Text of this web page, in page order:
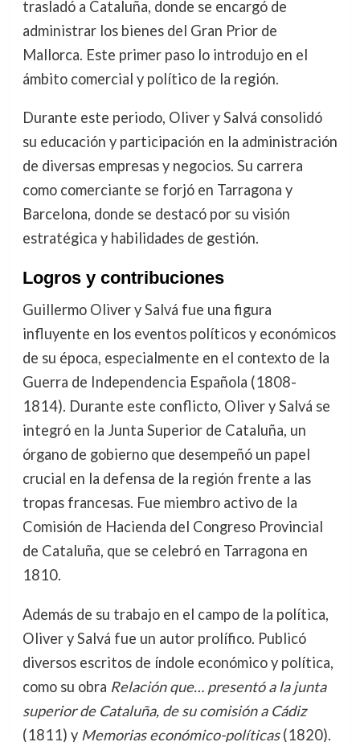
trasladó a Cataluña, donde se encargó de
administrar los bienes del Gran Prior de
Mallorca. Este primer paso lo introdujo en el
ámbito comercial y político de la región.
Durante este periodo, Oliver y Salvá consolidó
su educación y participación en la administración
de diversas empresas y negocios. Su carrera
como comerciante se forjó en Tarragona y
Barcelona, donde se destacó por su visión
estratégica y habilidades de gestión.
Logros y contribuciones
Guillermo Oliver y Salvá fue una figura
influyente en los eventos políticos y económicos
de su época, especialmente en el contexto de la
Guerra de Independencia Española (1808-
1814). Durante este conflicto, Oliver y Salvá se
integró en la Junta Superior de Cataluña, un
órgano de gobierno que desempeñó un papel
crucial en la defensa de la región frente a las
tropas francesas. Fue miembro activo de la
Comisión de Hacienda del Congreso Provincial
de Cataluña, que se celebró en Tarragona en
1810.
Además de su trabajo en el campo de la política,
Oliver y Salvá fue un autor prolífico. Publicó
diversos escritos de índole económico y política,
como su obra Relación que… presentó a la junta
superior de Cataluña, de su comisión a Cádiz
(1811) y Memorias económico-políticas(1820).